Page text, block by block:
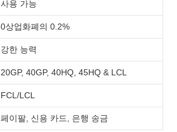
사용 가능
0상업화폐의 0.2%
강한 능력
20GP, 40GP, 40HQ, 45HQ & LCL
FCL/LCL
페이팔, 신용 카드, 은행 송금